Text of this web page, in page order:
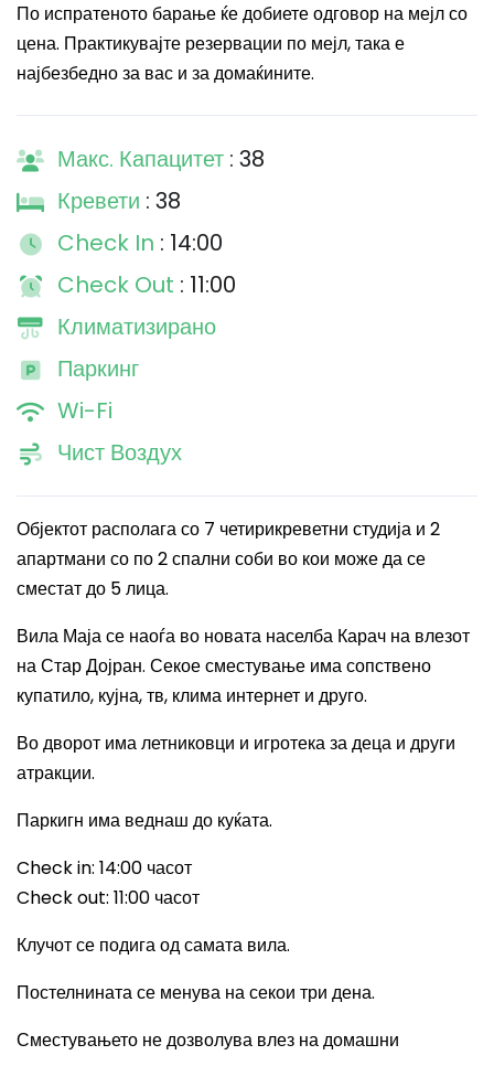
По испратеното барање ќе добиете одговор на мејл со
цена. Практикувајте резервации по мејл, така е
најбезбедно за вас и за домаќините.
Макс. Капацитет : 38
Кревети : 38
Check In : 14:00
Check Out : 11:00
Климатизирано
Паркинг
Wi-Fi
Чист Воздух
Објектот располага со 7 четирикреветни студија и 2
апартмани со по 2 спални соби во кои може да се
сместат до 5 лица.
Вила Маја се наоѓа во новата населба Карач на влезот
на Стар Дојран. Секое сместување има сопствено
купатило, кујна, тв, клима интернет и друго.
Во дворот има летниковци и игротека за деца и други
атракции.
Паркигн има веднаш до куќата.
Check in: 14:00 часот
Check out: 11:00 часот
Клучот се подига од самата вила.
Постелнината се менува на секои три дена.
Сместувањето не дозволува влез на домашни